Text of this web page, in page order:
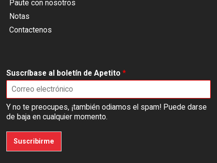
Paute con nosotros
Notas
Contactenos
Suscríbase al boletín de Apetito *
Y no te preocupes, ¡también odiamos el spam! Puede darse
de baja en cualquier momento.
Suscribirme